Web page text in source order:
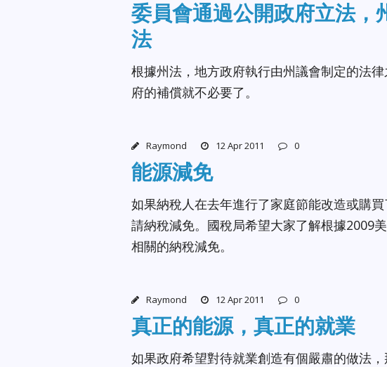
委員會通過公開政府立法，
法
根據州法，地方政府執行由州議會制定的法
府的補償就不必要了。
Raymond 12 Apr 2011 0
能源減免
如果納稅人在去年進行了家庭節能改造或購
請納稅減免。國稅局希望大家了解根據2009
相關的納稅減免。
Raymond 12 Apr 2011 0
真正的能源，真正的就業
如果政府希望對待就業創造有個嚴肅的做法